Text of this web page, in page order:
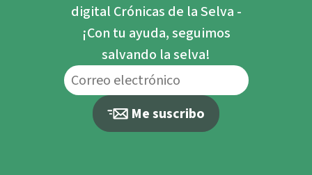
digital Crónicas de la Selva -
¡Con tu ayuda, seguimos
salvando la selva!
Me suscribo